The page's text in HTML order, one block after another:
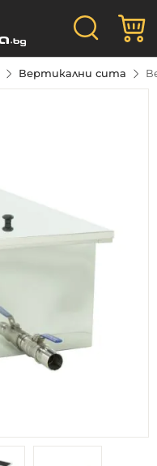
Търсене
Вертикални сита